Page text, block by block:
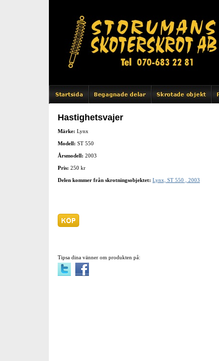
Hastighetsvajer
Märke: Lynx
Modell: ST 550
Årsmodell: 2003
Pris: 250 kr
Delen kommer från skrotningsobjektet: Lynx, ST 550 , 2003
Tipsa dina vänner om produkten på: